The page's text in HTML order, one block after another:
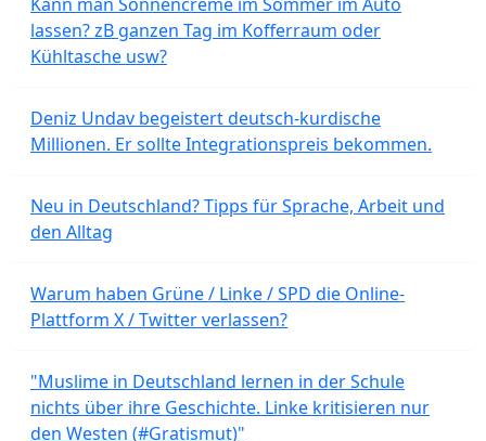
lassen? zB ganzen Tag im Kofferraum oder
Kühltasche usw?
Deniz Undav begeistert deutsch-kurdische
Millionen. Er sollte Integrationspreis bekommen.
Neu in Deutschland? Tipps für Sprache, Arbeit und
den Alltag
Warum haben Grüne / Linke / SPD die Online-
Plattform X / Twitter verlassen?
"Muslime in Deutschland lernen in der Schule
nichts über ihre Geschichte. Linke kritisieren nur
den Westen (#Gratismut)"